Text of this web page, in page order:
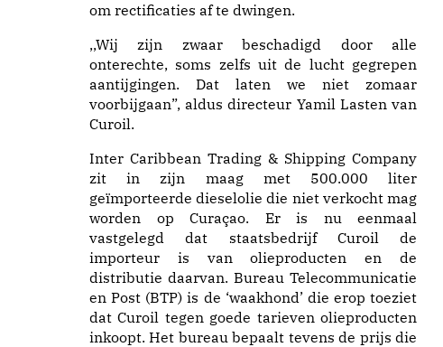
om rectificaties af te dwingen.
,,Wij zijn zwaar beschadigd door alle
onterechte, soms zelfs uit de lucht gegrepen
aantijgingen. Dat laten we niet zomaar
voorbijgaan”, aldus directeur Yamil Lasten van
Curoil.
Inter Caribbean Trading & Shipping Company
zit in zijn maag met 500.000 liter
geïmporteerde dieselolie die niet verkocht mag
worden op Curaçao. Er is nu eenmaal
vastgelegd dat staatsbedrijf Curoil de
importeur is van olieproducten en de
distributie daarvan. Bureau Telecommunicatie
en Post (BTP) is de ‘waakhond’ die erop toeziet
dat Curoil tegen goede tarieven olieproducten
inkoopt. Het bureau bepaalt tevens de prijs die